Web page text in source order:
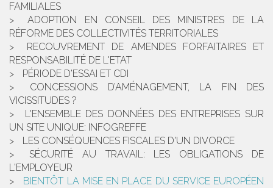
FAMILIALES
ADOPTION EN CONSEIL DES MINISTRES DE LA
RÉFORME DES COLLECTIVITÉS TERRITORIALES
RECOUVREMENT DE AMENDES FORFAITAIRES ET
RESPONSABILITÉ DE L'ETAT
PÉRIODE D'ESSAI ET CDI
CONCESSIONS D’AMÉNAGEMENT, LA FIN DES
VICISSITUDES ?
L'ENSEMBLE DES DONNÉES DES ENTREPRISES SUR
UN SITE UNIQUE: INFOGREFFE
LES CONSÉQUENCES FISCALES D'UN DIVORCE
SÉCURITÉ AU TRAVAIL: LES OBLIGATIONS DE
L'EMPLOYEUR
BIENTÔT LA MISE EN PLACE DU SERVICE EUROPÉEN